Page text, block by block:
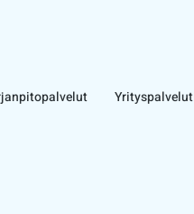
Yrityspalvelut